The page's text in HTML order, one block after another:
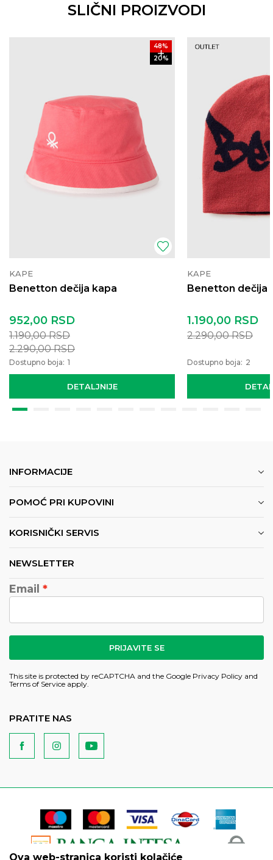
SLIČNI PROIZVODI
48%
20%
KAPE
Benetton dečija kapa
DETALJNIJE
952,00 RSD
1.190,00RSD
2.290,00RSD
Dostupno boja: 1
KAPE
Benetton dečija
1.190,00 RSD
2.290,00RSD
Dostupno boja: 2
INFORMACIJE
POMOĆ PRI KUPOVINI
KORISNIČKI SERVIS
NEWSLETTER
Email
PRIJAVITE SE
This site is protected by reCAPTCHA and the Google Privacy Policy and
Terms of Service apply.
PRATITE NAS
Ova web-stranica koristi kolačiće